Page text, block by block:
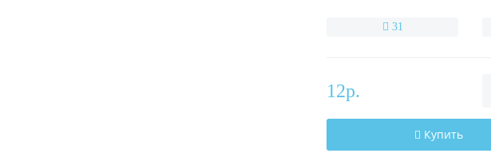
31
12р.
Купить